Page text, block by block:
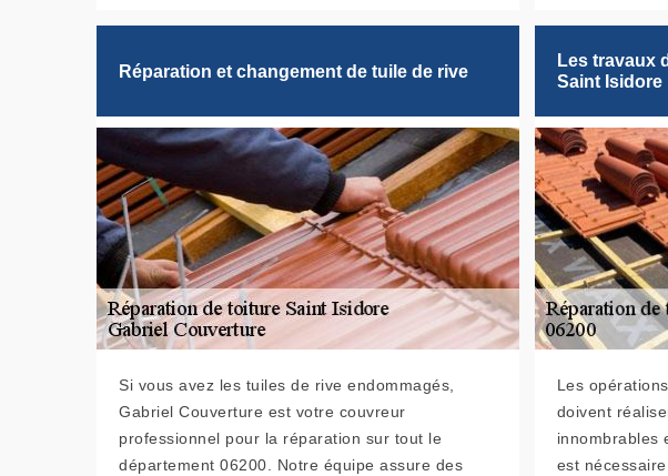
Réparation et changement de tuile de rive
Si vous avez les tuiles de rive endommagés,
Gabriel Couverture est votre couvreur
professionnel pour la réparation sur tout le
département 06200. Notre équipe assure des
Les travaux
Saint Isidore
Les
doivent
innombrables
est